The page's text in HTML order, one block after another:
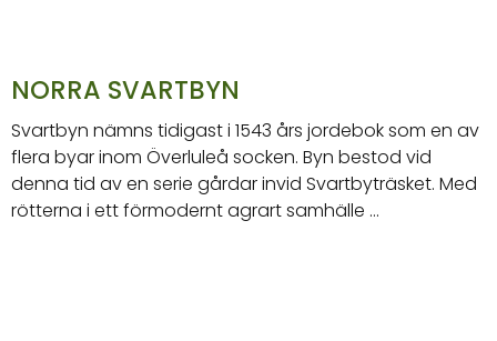
NORRA SVARTBYN
Svartbyn nämns tidigast i 1543 års jordebok som en av
flera byar inom Överluleå socken. Byn bestod vid
denna tid av en serie gårdar invid Svartbyträsket. Med
rötterna i ett förmodernt agrart samhälle …